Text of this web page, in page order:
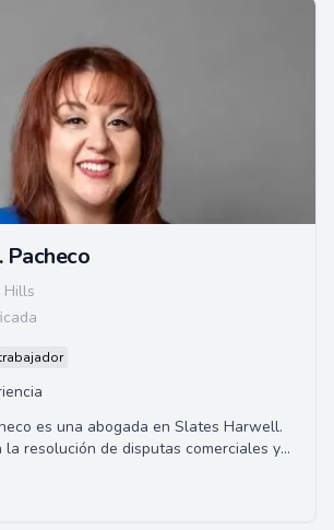
Pacheco
Hills
es una abogada en Slates Harwell.
la resolución de disputas comerciales y